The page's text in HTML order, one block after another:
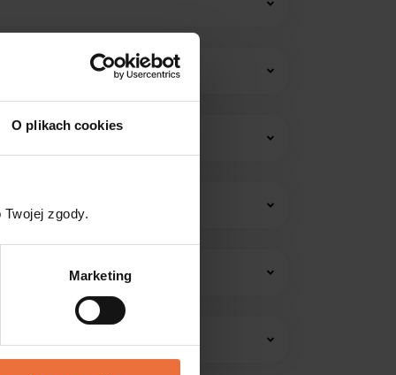
O plikach cookies
zgody.
Marketing
jeszcze dziś.